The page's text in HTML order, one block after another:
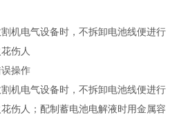
电气设备时，不拆卸电池线便进行
伤人
操作
电气设备时，不拆卸电池线便进行
伤人；配制蓄电池电解液时用金属容